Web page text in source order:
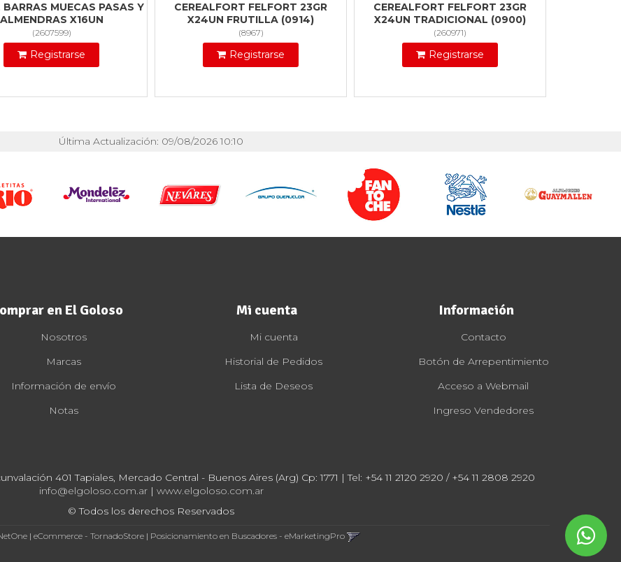
BARRAS MUECAS PASAS Y
ALMENDRAS X16UN
(2607599)
Registrarse
CEREALFORT FELFORT 23GR
X24UN FRUTILLA (0914)
(8967)
Registrarse
CEREALFORT FELFORT 23GR
X24UN TRADICIONAL (0900)
(260971)
Registrarse
Última Actualización: 09/08/2026 10:10
en El Goloso
Nosotros
Marcas
Información de envío
Notas
Mi cuenta
Mi cuenta
Historial de Pedidos
Lista de Deseos
Información
Contacto
Botón de Arrepentimiento
Acceso a Webmail
Ingreso Vendedores
401 Tapiales, Mercado Central - Buenos Aires (Arg) Cp: 1771 | Tel: +54 11 2120 2920 / +54 11 2808 2920
info@elgoloso.com.ar| www.elgoloso.com.ar
© Todos los derechos Reservados
| eCommerce - TornadoStore| Posicionamiento en Buscadores - eMarketingPro